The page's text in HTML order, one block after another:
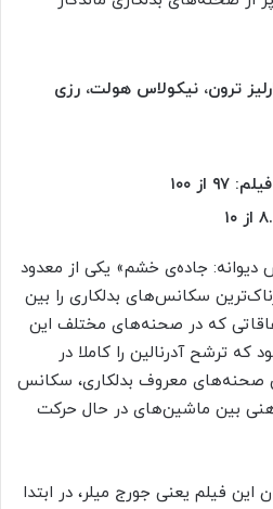
ترون، نیکولاس هولت، رزی
از ۱۰۰
جاده‌ی خشم» یکی از معدود
سکانس‌های بدلکاری را بین
که در صحنه‌های مختلف این
ترشح آدرنالین را کاملا در
صحنه‌های معروف بدلکاری، سکانس
بین ماشین‌های در حال حرکت
این فیلم یعنی جورج میلر، در ابتدا